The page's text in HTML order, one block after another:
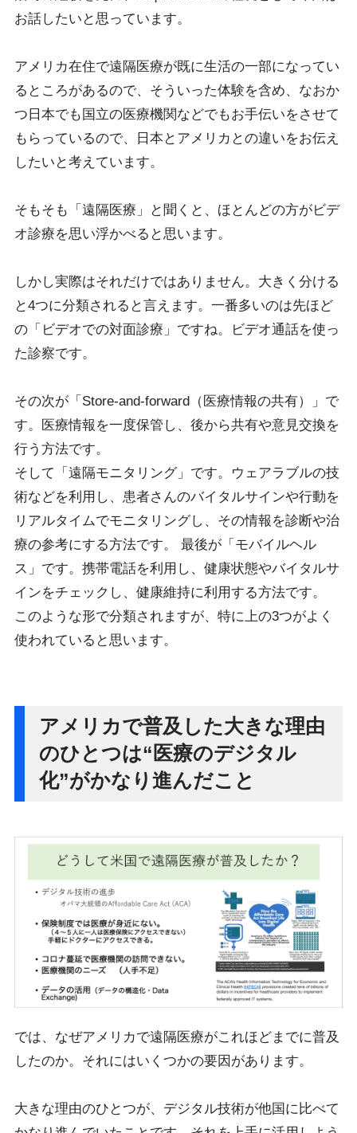
お話したいと思っています。
アメリカ在住で遠隔医療が既に生活の一部になってい
るところがあるので、そういった体験を含め、なおか
つ日本でも国立の医療機関などでもお手伝いをさせて
もらっているので、日本とアメリカとの違いをお伝え
したいと考えています。
そもそも「遠隔医療」と聞くと、ほとんどの方がビデ
オ診療を思い浮かべると思います。
しかし実際はそれだけではありません。大きく分ける
と4つに分類されると言えます。一番多いのは先ほど
の「ビデオでの対面診療」ですね。ビデオ通話を使っ
た診察です。
その次が「Store-and-forward（医療情報の共有）」で
す。医療情報を一度保管し、後から共有や意見交換を
行う方法です。
そして「遠隔モニタリング」です。ウェアラブルの技
術などを利用し、患者さんのバイタルサインや行動を
リアルタイムでモニタリングし、その情報を診断や治
療の参考にする方法です。 最後が「モバイルヘル
ス」です。携帯電話を利用し、健康状態やバイタルサ
インをチェックし、健康維持に利用する方法です。
このような形で分類されますが、特に上の3つがよく
使われていると思います。
アメリカで普及した大きな理由
のひとつは“医療のデジタル
化”がかなり進んだこと
では、なぜアメリカで遠隔医療がこれほどまでに普及
したのか。それにはいくつかの要因があります。
大きな理由のひとつが、デジタル技術が他国に比べて